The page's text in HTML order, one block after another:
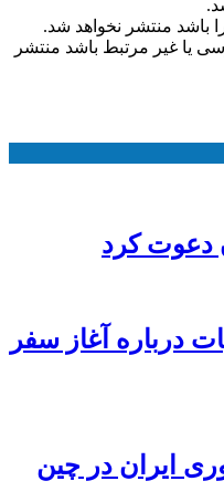
باشد منتشر نخواهد شد.
یا غیر مرتبط باشد منتشر
درباره آغاز سفر
ایران در چین